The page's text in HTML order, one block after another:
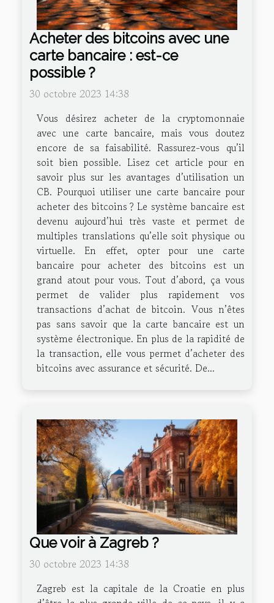
Acheter des bitcoins avec une
carte bancaire : est-ce
possible ?
30 octobre 2023 14:38
Vous désirez acheter de la cryptomonnaie
avec une carte bancaire, mais vous doutez
encore de sa faisabilité. Rassurez-vous qu’il
soit bien possible. Lisez cet article pour en
savoir plus sur les avantages d’utilisation un
CB. Pourquoi utiliser une carte bancaire pour
acheter des bitcoins ? Le système bancaire est
devenu aujourd’hui très vaste et permet de
multiples translations qu’elle soit physique ou
virtuelle. En effet, opter pour une carte
bancaire pour acheter des bitcoins est un
grand atout pour vous. Tout d’abord, ça vous
permet de valider plus rapidement vos
transactions d’achat de bitcoin. Vous n’êtes
pas sans savoir que la carte bancaire est un
système électronique. En plus de la rapidité de
la transaction, elle vous permet d’acheter des
bitcoins avec assurance et sécurité. De...
Que voir à Zagreb ?
30 octobre 2023 14:38
Zagreb est la capitale de la Croatie en plus